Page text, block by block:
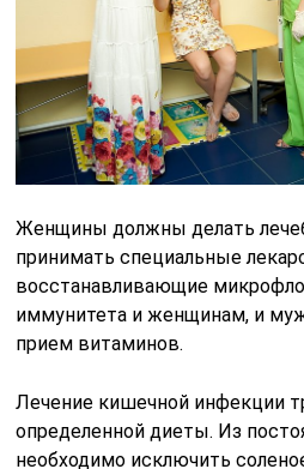
Женщины должны делать
принимать специальные
восстанавливающие
иммунитета и женщинам, и
прием витаминов.
Лечение кишечной инфекции
определенной диеты. Из
необходимо исключить